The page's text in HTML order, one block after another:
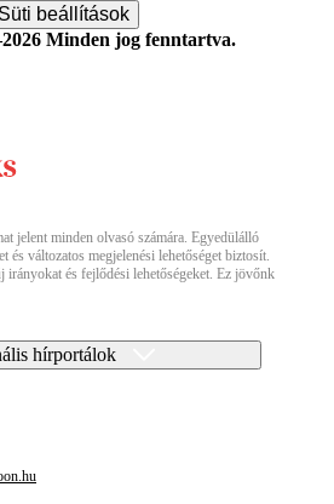
Süti beállítások
Minden jog fenntartva.
jelent minden olvasó számára. Egyedülálló
és változatos megjelenési lehetőséget biztosít.
irányokat és fejlődési lehetőségeket. Ez jövőnk
hírportálok